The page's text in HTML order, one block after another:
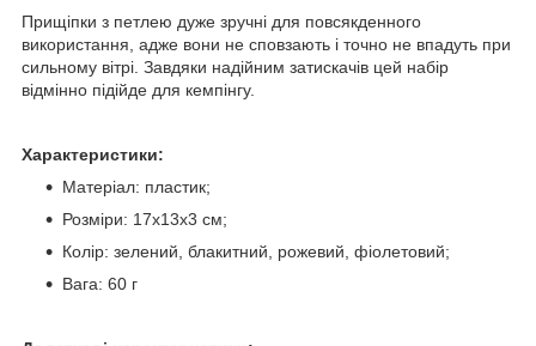
Прищіпки з петлею дуже зручні для повсякденного
використання, адже вони не сповзають і точно не впадуть при
сильному вітрі. Завдяки надійним затискачів цей набір
відмінно підійде для кемпінгу.
Характеристики:
Матеріал: пластик;
Розміри: 17х13х3 см;
Колір: зелений, блакитний, рожевий, фіолетовий;
Вага: 60 г